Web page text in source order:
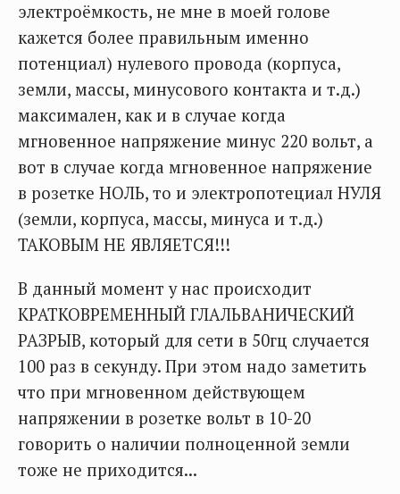
электроёмкость, не мне в моей голове
кажется более правильным именно
потенциал) нулевого провода (корпуса,
земли, массы, минусового контакта и т.д.)
максимален, как и в случае когда
мгновенное напряжение минус 220 вольт, а
вот в случае когда мгновенное напряжение
в розетке НОЛЬ, то и электропотециал НУЛЯ
(земли, корпуса, массы, минуса и т.д.)
ТАКОВЫМ НЕ ЯВЛЯЕТСЯ!!!
В данный момент у нас происходит
КРАТКОВРЕМЕННЫЙ ГЛАЛЬВАНИЧЕСКИЙ
РАЗРЫВ, который для сети в 50гц случается
100 раз в секунду. При этом надо заметить
что при мгновенном действующем
напряжении в розетке вольт в 10-20
говорить о наличии полноценной земли
тоже не приходится...